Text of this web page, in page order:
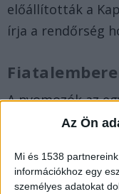
Az Ön
Mi és 1538
információkhoz egy
személyes adatokat
előállították a
írja a rendőrség
A nyomozók az
fiatalembert
gyanúja miatt, a
sértés bűntett
hallgatták ki,